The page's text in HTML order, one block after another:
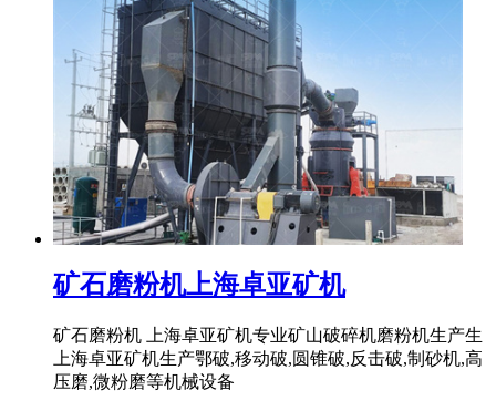
矿石磨粉机上海卓亚矿机
矿石磨粉机 上海卓亚矿机专业矿山破碎机磨粉机生产生
上海卓亚矿机生产鄂破,移动破,圆锥破,反击破,制砂机,高
压磨,微粉磨等机械设备